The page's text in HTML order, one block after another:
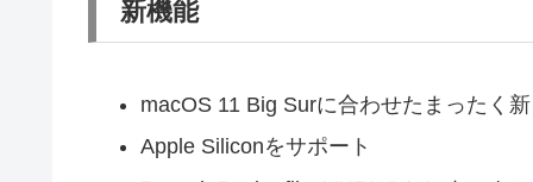
新機能
macOS 11 Big Surに合わせたまったく
Apple Siliconをサポート